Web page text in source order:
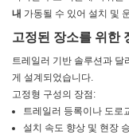
내 가동될 수 있어 설치 및
고정된 장소를 위한
트레일러 기반 솔루션과 달
게 설계되었습니다.
고정형 구성의 장점:
트레일러 등록이나 도로
설치 속도 향상 및 현장